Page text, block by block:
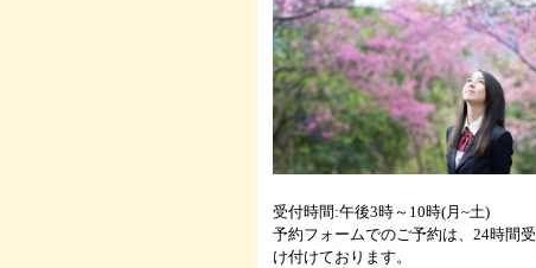
受付時間:午後3時～10時(月~土)
予約フォームでのご予約は、24時間受
け付けております。